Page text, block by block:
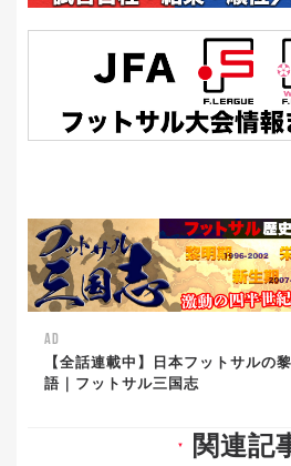
AD
【全話連載中】日本フットサルの
語｜フットサル三国志
▼ 関連記